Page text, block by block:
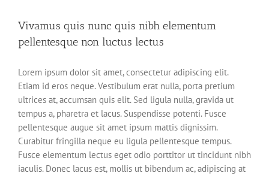
Vivamus quis nunc quis nibh elementum
pellentesque non luctus lectus
Lorem ipsum dolor sit amet, consectetur adipiscing elit.
Etiam id eros neque. Vestibulum erat nulla, porta pretium
ultrices at, accumsan quis elit. Sed ligula nulla, gravida ut
tempus a, pharetra et lacus. Suspendisse potenti. Fusce
pellentesque augue sit amet ipsum mattis dignissim.
Curabitur fringilla neque eu ligula pellentesque tempus.
Fusce elementum lectus eget odio porttitor ut tincidunt nibh
iaculis. Donec lacus est, mollis ut bibendum ac, adipiscing at